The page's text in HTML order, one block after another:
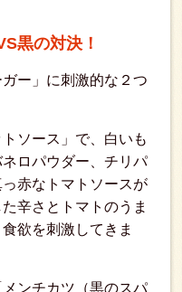
黒の対決！
ー」に刺激的な２つ
ソース」で、白いも
ロパウダー、チリパ
赤なトマトソースが
辛さとトマトのうま
欲を刺激してきま
ンチカツ（黒のスパ